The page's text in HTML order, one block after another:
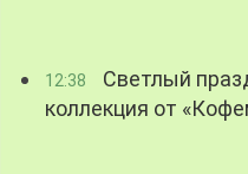
12:38
Светлый
коллекция от